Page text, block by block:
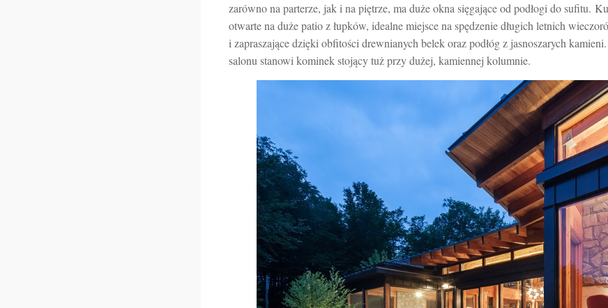
zarówno na parterze, jak i na piętrze, ma duże okna sięgające od podłogi do sufitu.
otwarte na duże patio z łupków, idealne miejsce na spędzenie długich letnich
i zapraszające dzięki obfitości drewnianych belek oraz podłóg z jasnoszarych
salonu stanowi kominek stojący tuż przy dużej, kamiennej kolumnie.